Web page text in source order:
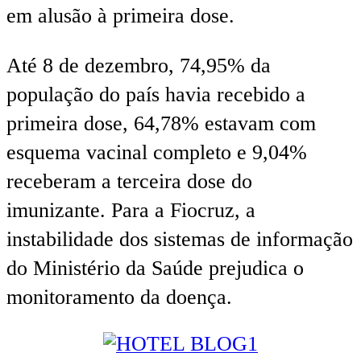
em alusão à primeira dose.
Até 8 de dezembro, 74,95% da
população do país havia recebido a
primeira dose, 64,78% estavam com
esquema vacinal completo e 9,04%
receberam a terceira dose do
imunizante. Para a Fiocruz, a
instabilidade dos sistemas de informação
do Ministério da Saúde prejudica o
monitoramento da doença.